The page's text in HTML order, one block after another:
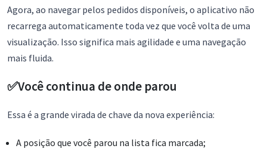
Agora, ao navegar pelos pedidos disponíveis, o aplicativo não
recarrega automaticamente toda vez que você volta de uma
visualização. Isso significa mais agilidade e uma navegação
mais fluida.
✅Você continua de onde parou
Essa é a grande virada de chave da nova experiência:
A posição que você parou na lista fica marcada;